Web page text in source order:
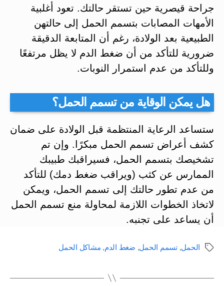
جراحة قيصرية حين تستقر حالتك. تعود أغلبية
الأمهات المصابات بتسمم الحمل إلى حالتهن
الطبيعية بعد الولادة، رغم أن المتابعة الدقيقة
ضرورية للتأكد من أن ضغط الدم لا يظل مرتفعًا
وللتأكد من عدم استمرار النوبات.
هل يمكن الوقاية من تسمم الحمل؟
ستساعد الرعاية المنتظمة قبل الولادة على ضمان
كشف أعراض تسمم الحمل مبكرًا. وإن تم
تشخيصك بتسمم الحمل، فسيراقبك طبيبك
الممارس عن كثب (ويراقب ضغط دمك) للتأكد
من عدم تطور حالتك إلى تسمم الحمل، ويمكن
لاتخاذ الخطوات اللازمة لمحاولة منع تسمم الحمل
أن يساعد على تجنبه.
الوسومالحمل,تسمم الحمل, ضغط الدم, مشاكل الحمل